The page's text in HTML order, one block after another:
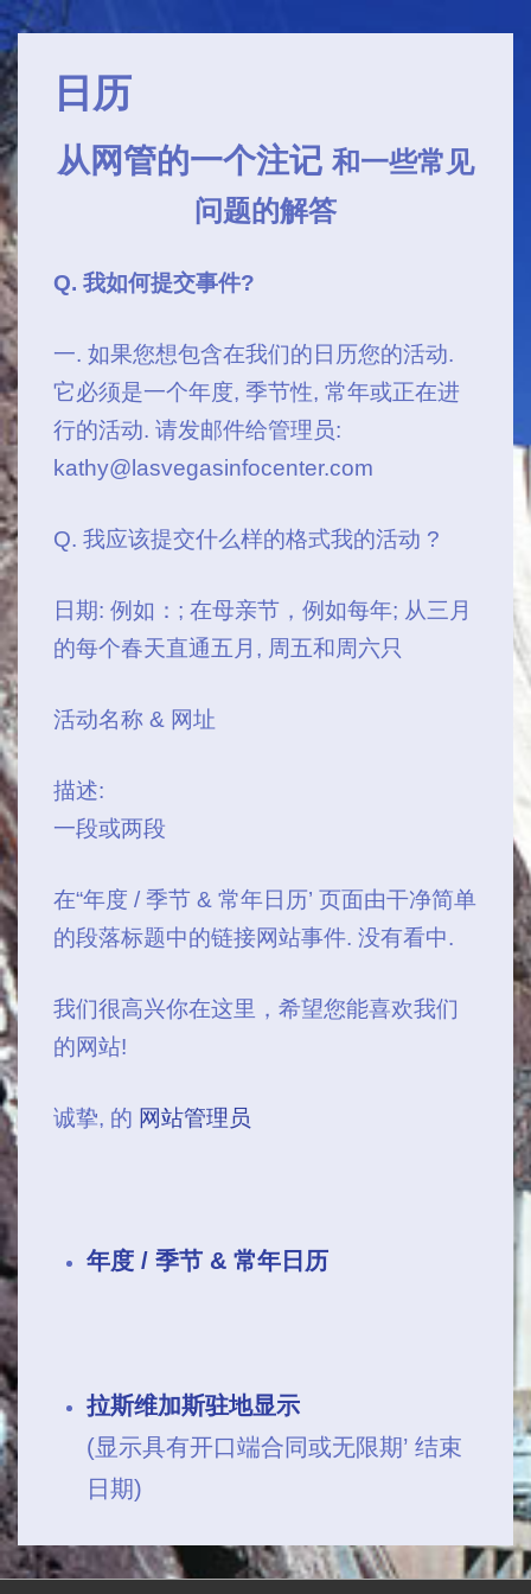
↓
跳
转
到
主
要
内
容
主
导
航
日历
从网管的一个注记 和一些常见
问题的解答
Q. 我如何提交事件?
一. 如果您想包含在我们的日历您的活动.
它必须是一个年度, 季节性, 常年或正在进
行的活动. 请发邮件给管理员:
kathy@lasvegasinfocenter.com
Q. 我应该提交什么样的格式我的活动 ?
日期: 例如：; 在母亲节，例如每年; 从三月
的每个春天直通五月, 周五和周六只
活动名称 & 网址
描述:
一段或两段
在“年度 / 季节 & 常年日历’ 页面由干净简单
的段落标题中的链接网站事件. 没有看中.
我们很高兴你在这里，希望您能喜欢我们
的网站!
诚挚, 的 网站管理员
年度 / 季节 & 常年日历
拉斯维加斯驻地显示
(显示具有开口端合同或无限期’ 结束
日期)